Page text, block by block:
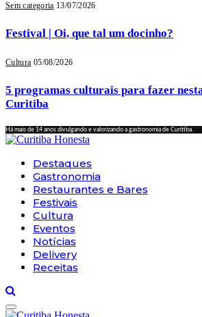
Sem categoria 13/07/2026
Festival | Oi, que tal um docinho?
Cultura 05/08/2026
5 programas culturais para fazer
Curitiba
Há mais de 14 anos divulgando e valorizando a gastronomia de Curitiba.
Destaques
Gastronomia
Restaurantes e Bares
Festivais
Cultura
Eventos
Notícias
Delivery
Receitas